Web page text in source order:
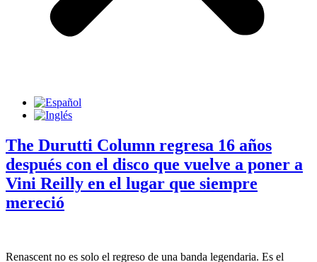
The Durutti Column regresa 16 años
después con el disco que vuelve a poner a
Vini Reilly en el lugar que siempre
mereció
Renascent no es solo el regreso de una banda legendaria. Es el